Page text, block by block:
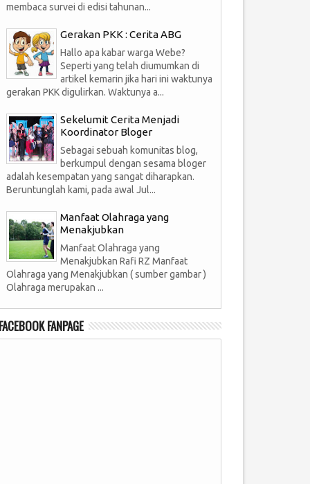
membaca survei di edisi tahunan...
Gerakan PKK : Cerita ABG
Hallo apa kabar warga Webe?
Seperti yang telah diumumkan di
artikel kemarin jika hari ini waktunya
gerakan PKK digulirkan. Waktunya a...
Sekelumit Cerita Menjadi
Koordinator Bloger
Sebagai sebuah komunitas blog,
berkumpul dengan sesama bloger
adalah kesempatan yang sangat diharapkan.
Beruntunglah kami, pada awal Jul...
Manfaat Olahraga yang
Menakjubkan
Manfaat Olahraga yang
Menakjubkan Rafi RZ Manfaat
Olahraga yang Menakjubkan ( sumber gambar )
Olahraga merupakan ...
FACEBOOK FANPAGE